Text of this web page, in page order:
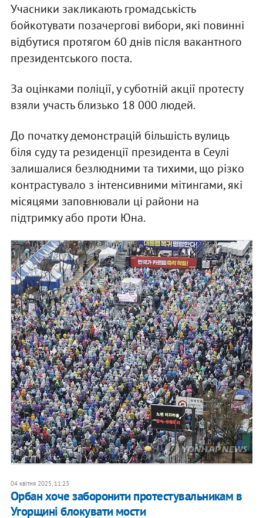
Учасники закликають громадськість
бойкотувати позачергові вибори, які повинні
відбутися протягом 60 днів після вакантного
президентського поста.
За оцінками поліції, у суботній акції протесту
взяли участь близько 18 000 людей.
До початку демонстрацій більшість вулиць
біля суду та резиденції президента в Сеулі
залишалися безлюдними та тихими, що різко
контрастувало з інтенсивними мітингами, які
місяцями заповнювали ці райони на
підтримку або проти Юна.
04 квітня 2025, 11:23
Орбан хоче заборонити протестувальникам в
Угорщині блокувати мости